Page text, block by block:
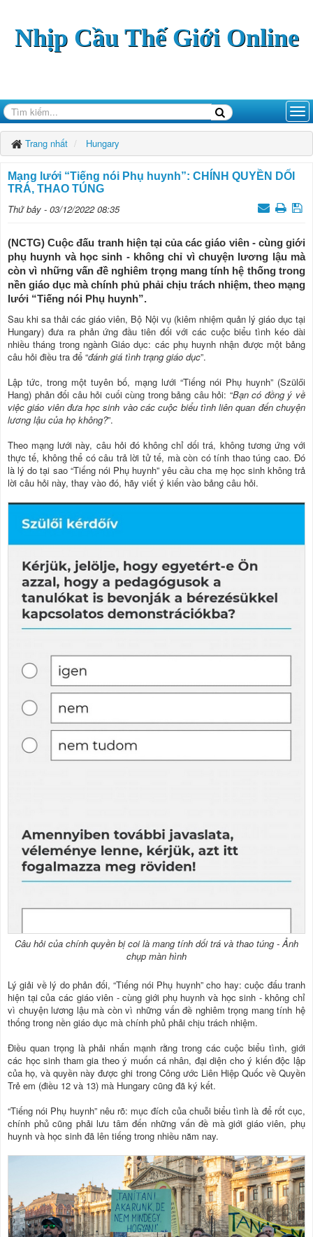
Nhịp Cầu Thế Giới Online
Trang nhất Hungary
Mạng lưới “Tiếng nói Phụ huynh”: CHÍNH QUYỀN DỐI
TRÁ, THAO TÚNG
Thứ bảy - 03/12/2022 08:35
(NCTG) Cuộc đấu tranh hiện tại của các giáo viên - cùng giới
phụ huynh và học sinh - không chỉ vì chuyện lương lậu mà
còn vì những vấn đề nghiêm trọng mang tính hệ thống trong
nền giáo dục mà chính phủ phải chịu trách nhiệm, theo mạng
lưới “Tiếng nói Phụ huynh”.
Sau khi sa thải các giáo viên, Bộ Nội vụ (kiêm nhiệm quản lý giáo dục tại
Hungary) đưa ra phản ứng đầu tiên đối với các cuộc biểu tình kéo dài
nhiều tháng trong ngành Giáo dục: các phụ huynh nhận được một bảng
câu hỏi điều tra để “đánh giá tình trạng giáo dục”.
Lập tức, trong một tuyên bố, mạng lưới “Tiếng nói Phụ huynh” (Szülői
Hang) phản đối câu hỏi cuối cùng trong bảng câu hỏi: “Bạn có đồng ý về
việc giáo viên đưa học sinh vào các cuộc biểu tình liên quan đến chuyện
lương lậu của họ không?”.
Theo mạng lưới này, câu hỏi đó không chỉ dối trá, không tương ứng với
thực tế, không thể có câu trả lời tử tế, mà còn có tính thao túng cao. Đó
là lý do tại sao “Tiếng nói Phụ huynh” yêu cầu cha mẹ học sinh không trả
lời câu hỏi này, thay vào đó, hãy viết ý kiến vào bảng câu hỏi.
Câu hỏi của chính quyền bị coi là mang tính dối trá và thao túng - Ảnh
chụp màn hình
Lý giải về lý do phản đối, “Tiếng nói Phụ huynh” cho hay: cuộc đấu tranh
hiện tại của các giáo viên - cùng giới phụ huynh và học sinh - không chỉ
vì chuyện lương lậu mà còn vì những vấn đề nghiêm trọng mang tính hệ
thống trong nền giáo dục mà chính phủ phải chịu trách nhiệm.
Điều quan trọng là phải nhấn mạnh rằng trong các cuộc biểu tình, giới
các học sinh tham gia theo ý muốn cá nhân, đại diện cho ý kiến độc lập
của họ, và quyền này được ghi trong Công ước Liên Hiệp Quốc về Quyền
Trẻ em (điều 12 và 13) mà Hungary cũng đã ký kết.
“Tiếng nói Phụ huynh” nêu rõ: mục đích của chuỗi biểu tình là để rốt cục,
chính phủ cũng phải lưu tâm đến những vấn đề mà giới giáo viên, phụ
huynh và học sinh đã lên tiếng trong nhiều năm nay.